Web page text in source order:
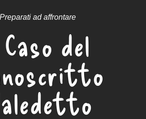
Preparati ad affrontare
del